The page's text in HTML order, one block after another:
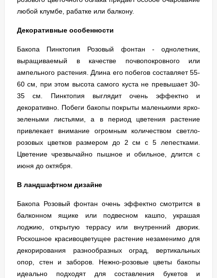
любой клумбе, рабатке или балкону.
Декоративные особенности
Бакопа Пинктопия Розовый фонтан - однолетник,
выращиваемый в качестве почвопокровного или
ампельного растения. Длина его побегов составляет 55-
60 см, при этом высота самого куста не превышает 30-
35 см. Пинктопия выглядит очень эффектно и
декоративно. Побеги бакопы покрыты маленькими ярко-
зелеными листьями, а в период цветения растение
привлекает внимание огромным количеством светло-
розовых цветков размером до 2 см с 5 лепестками.
Цветение чрезвычайно пышное и обильное, длится с
июня до октября.
В ландшафтном дизайне
Бакопа Розовый фонтан очень эффектно смотрится в
балконном ящике или подвесном кашпо, украшая
лоджию, открытую террасу или внутренний дворик.
Роскошное красивоцветущее растение незаменимо для
декорирования разнообразных оград, вертикальных
опор, стен и заборов. Нежно-розовые цветы бакопы
идеально подходят для составления букетов и